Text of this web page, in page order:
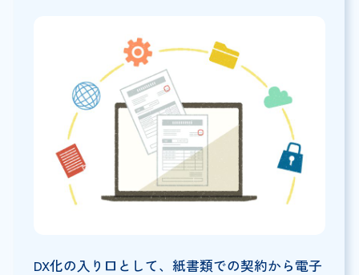
DX化の入り口として、紙書類での契約から電子